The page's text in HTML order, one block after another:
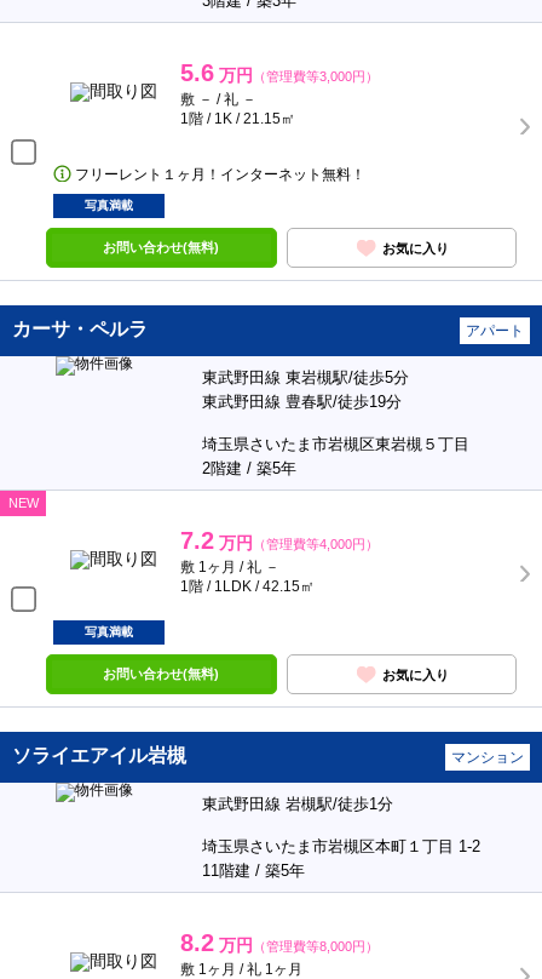
5.6 万円 （管理費等3,000円）
敷 － / 礼 －
1階 / 1K / 21.15㎡
フリーレント１ヶ月！インターネット無料！
写真満載
お問い合わせ(無料) お気に入り
カーサ・ペルラ アパート
東武野田線 東岩槻駅/徒歩5分
東武野田線 豊春駅/徒歩19分
埼玉県さいたま市岩槻区東岩槻５丁目
2階建 / 築5年
NEW
7.2 万円 （管理費等4,000円）
敷 1ヶ月 / 礼 －
1階 / 1LDK / 42.15㎡
写真満載
お問い合わせ(無料) お気に入り
ソライエアイル岩槻 マンション
東武野田線 岩槻駅/徒歩1分
埼玉県さいたま市岩槻区本町１丁目 1-2
11階建 / 築5年
8.2 万円 （管理費等8,000円）
敷 1ヶ月 / 礼 1ヶ月